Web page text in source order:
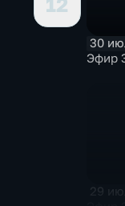
30
Эфир
29